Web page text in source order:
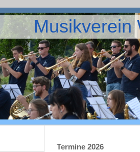
Musikverein
Termine 2026